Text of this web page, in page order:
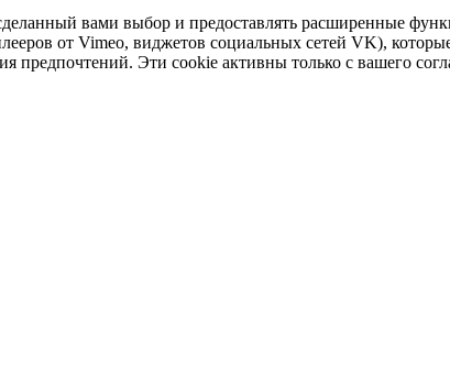
вами выбор и предоставлять расширенные
от Vimeo, виджетов социальных сетей VK),
предпочтений. Эти cookie активны только с вашего